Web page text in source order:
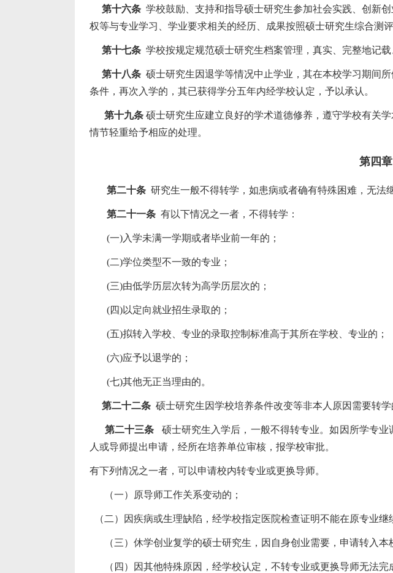
第十六条 学校鼓励、支持和指导硕士研究生参加社会实践、创新
权等与专业学习、学业要求相关的经历、成果按照硕士研究生综合测
第十七条 学校按规定规范硕士研究生档案管理，真实、完整地记
第十八条 硕士研究生因退学等情况中止学业，其在本校学习期间
条件，再次入学的，其已获得学分五年内经学校认定，予以承认。
第十九条 硕士研究生应建立良好的学术道德修养，遵守学校有关
情节轻重给予相应的处理。
第四章
第二十条 研究生一般不得转学，如患病或者确有特殊困难，无法
第二十一条 有以下情况之一者，不得转学：
(一)入学未满一学期或者毕业前一年的；
(二)学位类型不一致的专业；
(三)由低学历层次转为高学历层次的；
(四)以定向就业招生录取的；
(五)拟转入学校、专业的录取控制标准高于其所在学校、专业的；
(六)应予以退学的；
(七)其他无正当理由的。
第二十二条 硕士研究生因学校培养条件改变等非本人原因需要转
第二十三条 硕士研究生入学后，一般不得转专业。如因所学专
人或导师提出申请，经所在培养单位审核，报学校审批。
有下列情况之一者，可以申请校内转专业或更换导师。
（一）原导师工作关系变动的；
（二）因疾病或生理缺陷，经学校指定医院检查证明不能在原专业
（三）休学创业复学的硕士研究生，因自身创业需要，申请转入本
（四）因其他特殊原因，经学校认定，不转专业或更换导师无法完